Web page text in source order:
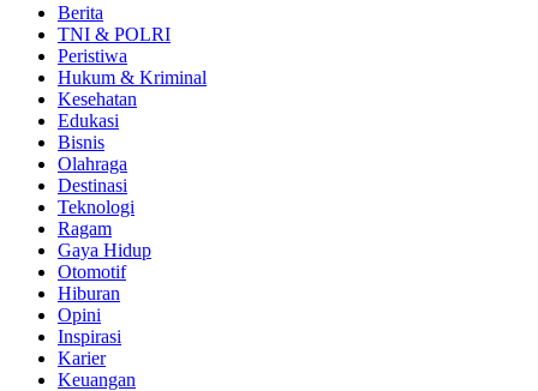
Berita
TNI & POLRI
Peristiwa
Hukum & Kriminal
Kesehatan
Edukasi
Bisnis
Olahraga
Destinasi
Teknologi
Ragam
Gaya Hidup
Otomotif
Hiburan
Opini
Inspirasi
Karier
Keuangan